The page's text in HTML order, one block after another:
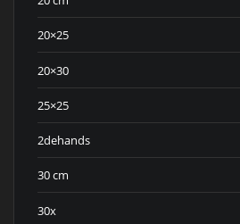
20×25
20×30
25×25
2dehands
30 cm
30x